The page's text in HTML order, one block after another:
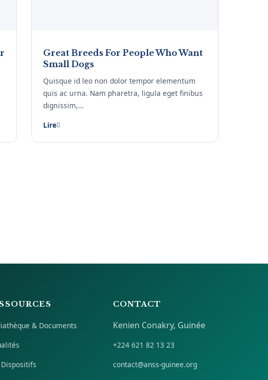
Great Breeds For People Who Want
Small Dogs
Quisque id leo non dolor tempor elementum
quis ac urna. Nam pharetra, ligula eget finibus
dignissim,…
Lire
& Documents
Dispositifs
CONTACT
Kenien Conakry, Guinée
+224 621 82 13 23
contact@anss-guinee.org